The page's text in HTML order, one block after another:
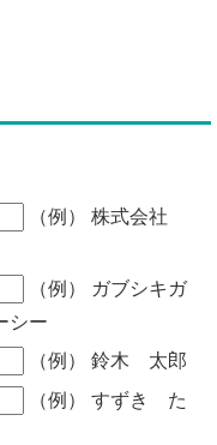
（例） 株式会社
（例） ガブシキガ
シー
（例） 鈴木 太郎
（例） すずき た